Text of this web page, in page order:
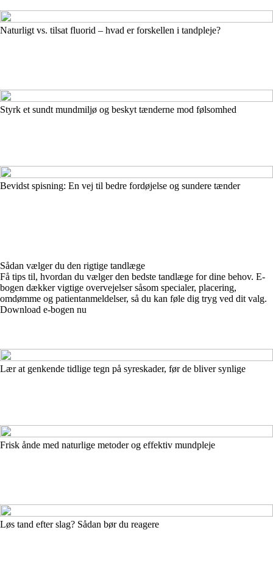
Naturligt vs. tilsat fluorid – hvad er forskellen i tandpleje?
Styrk et sundt mundmiljø og beskyt tænderne mod følsomhed
Bevidst spisning: En vej til bedre fordøjelse og sundere tænder
Sådan vælger du den rigtige tandlæge
Få tips til, hvordan du vælger den bedste tandlæge for dine behov. E-
bogen dækker vigtige overvejelser såsom specialer, placering,
omdømme og patientanmeldelser, så du kan føle dig tryg ved dit valg.
Download e-bogen nu
Lær at genkende tidlige tegn på syreskader, før de bliver synlige
Frisk ånde med naturlige metoder og effektiv mundpleje
Løs tand efter slag? Sådan bør du reagere